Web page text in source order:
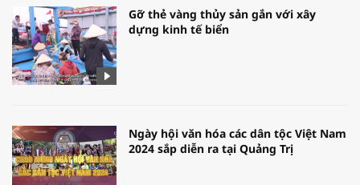
Gỡ thẻ vàng thủy sản gắn với xây
dựng kinh tế biển
Ngày hội văn hóa các dân tộc Việt Nam
2024 sắp diễn ra tại Quảng Trị